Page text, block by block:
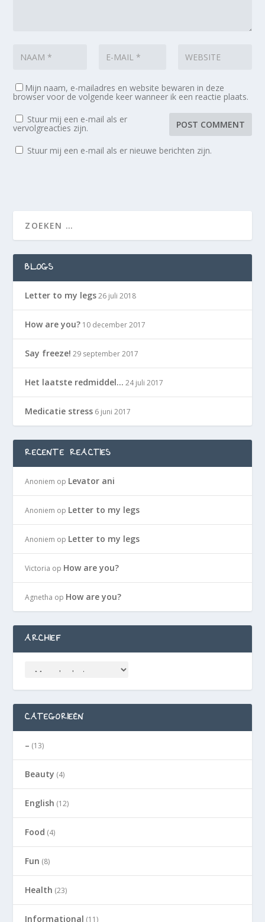
Mijn naam, e-mailadres en website bewaren in deze
browser voor de volgende keer wanneer ik een reactie plaats.
Stuur mij een e-mail als er
vervolgreacties zijn.
Stuur mij een e-mail als er nieuwe berichten zijn.
BLOGS
Letter to my legs 26 juli 2018
How are you? 10 december 2017
Say freeze! 29 september 2017
Het laatste redmiddel… 24 juli 2017
Medicatie stress 6 juni 2017
RECENTE REACTIES
Anoniem op Levator ani
Anoniem op Letter to my legs
Anoniem op Letter to my legs
Victoria op How are you?
Agnetha op How are you?
ARCHIEF
CATEGORIEËN
– (13)
Beauty (4)
English (12)
Food (4)
Fun (8)
Health (23)
Informational (11)